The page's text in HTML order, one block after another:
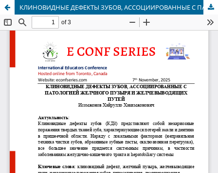
КЛИНОВИДНЫЕ ДЕФЕКТЫ ЗУБОВ, АССОЦИИРОВАННЫЕ С ПАТОЛОГИЕЙ ЖЕЛЧНОГО ПУЗЫРЯ И ЖЕЛЧЕВЫВОДЯЩИХ ПУТЕЙ